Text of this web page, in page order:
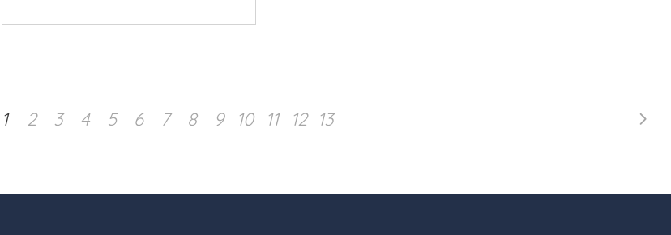
1 2 3 4 5 6 7 8 9 10 11 12 13